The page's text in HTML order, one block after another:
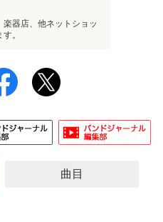
器店、他ネットショッ
。
曲目